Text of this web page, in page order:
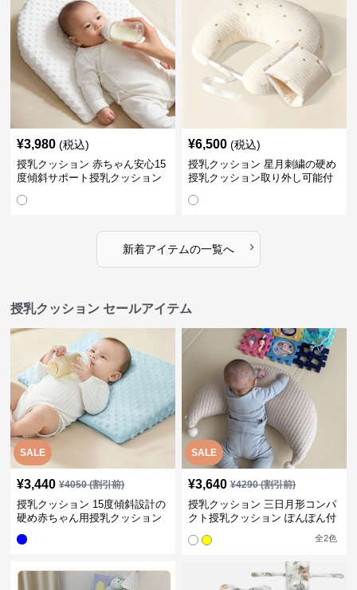
¥3,980 (税込)
授乳クッション 赤ちゃん安心15
度傾斜サポート授乳クッション
¥6,500 (税込)
授乳クッション 星月刺繍の硬め
授乳クッション取り外し可能付
新着アイテムの一覧へ ›
授乳クッション セールアイテム
SALE
¥3,440 ¥4050(割引前)
授乳クッション 15度傾斜設計の
硬め赤ちゃん用授乳クッション
SALE
¥3,640 ¥4290(割引前)
授乳クッション 三日月形コンパ
クト授乳クッション ぽんぽん付
全2色